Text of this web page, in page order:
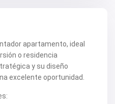
apartamento, ideal
o residencia
y su diseño
excelente oportunidad.